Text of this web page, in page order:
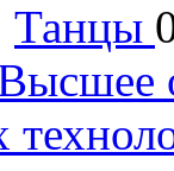
Танцы